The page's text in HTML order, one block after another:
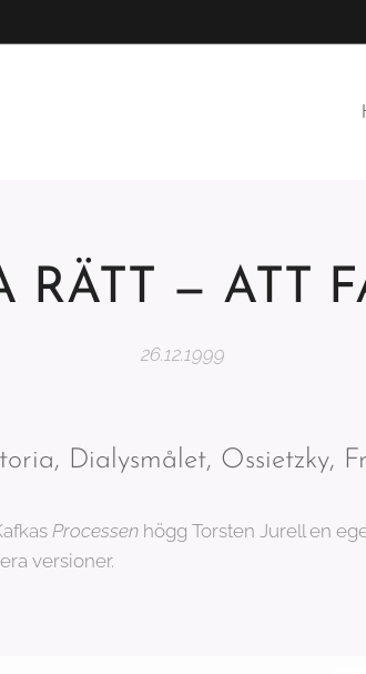
RÄTT — ATT
26.12.1999
Dialysmålet, Ossietzky,
Processen högg Torsten Jurell en
versioner.